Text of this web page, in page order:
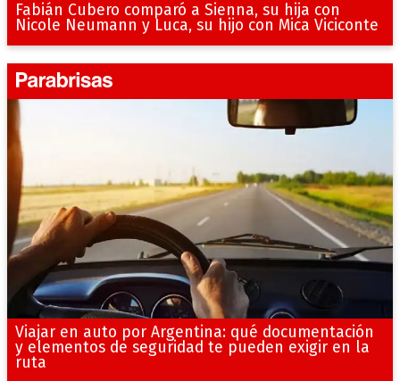
Fabián Cubero comparó a Sienna, su hija con
Nicole Neumann y Luca, su hijo con Mica Viciconte
Viajar en auto por Argentina: qué documentación
y elementos de seguridad te pueden exigir en la
ruta